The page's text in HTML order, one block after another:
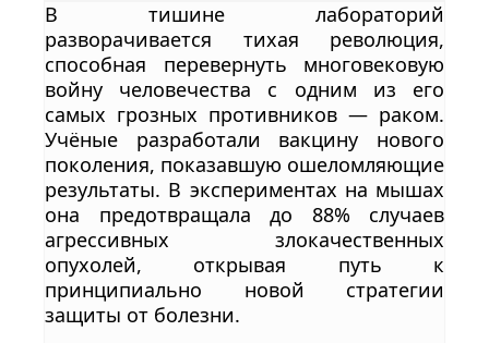
В тишине лабораторий
разворачивается тихая революция,
способная перевернуть многовековую
войну человечества с одним из его
самых грозных противников — раком.
Учёные разработали вакцину нового
поколения, показавшую ошеломляющие
результаты. В экспериментах на мышах
она предотвращала до 88% случаев
агрессивных злокачественных
опухолей, открывая путь к
принципиально новой стратегии
защиты от болезни.